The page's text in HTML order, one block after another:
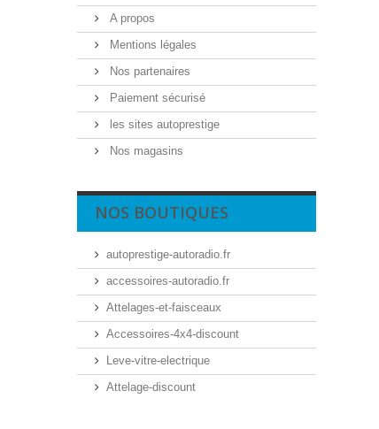
A propos
Mentions légales
Nos partenaires
Paiement sécurisé
les sites autoprestige
Nos magasins
NOS BOUTIQUES
autoprestige-autoradio.fr
accessoires-autoradio.fr
Attelages-et-faisceaux
Accessoires-4x4-discount
Leve-vitre-electrique
Attelage-discount